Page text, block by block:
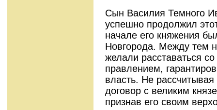
Сын Василия Темного
успешно продолжил
начале его княжения
Новгорода. Между тем
желали расставаться
правлением,
власть. Не
договор с великим
признав его своим